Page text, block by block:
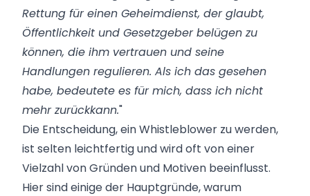
Rettung für einen Geheimdienst, der glaubt,
Öffentlichkeit und Gesetzgeber belügen zu
können, die ihm vertrauen und seine
Handlungen regulieren. Als ich das gesehen
habe, bedeutete es für mich, dass ich nicht
mehr zurückkann."
Die Entscheidung, ein Whistleblower zu werden,
ist selten leichtfertig und wird oft von einer
Vielzahl von Gründen und Motiven beeinflusst.
Hier sind einige der Hauptgründe, warum